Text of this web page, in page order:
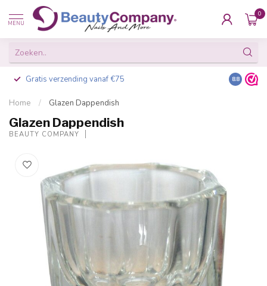
MENU
0
Gratis verzending vanaf €75 Besteld
8.8
Home / Glazen Dappendish
Glazen Dappendish
BEAUTY COMPANY